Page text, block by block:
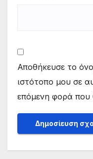
Αποθήκευσε το
ιστότοπο μου σε
επόμενη φορά